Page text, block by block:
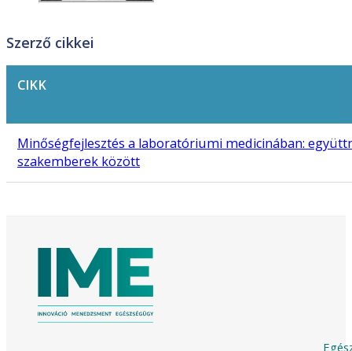
Szerző cikkei
CIKK
Minőségfejlesztés a laboratóriumi medicinában:
szakemberek között